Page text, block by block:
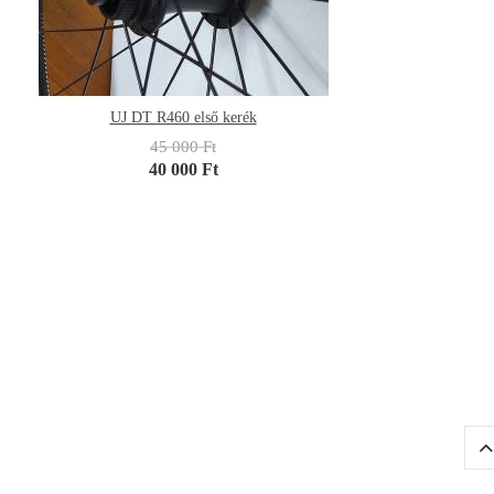
UJ DT R460 első kerék
45 000 Ft
40 000 Ft